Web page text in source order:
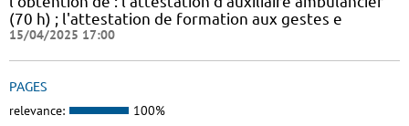
(70 h) ; l'attestation de formation aux gestes e
15/04/2025 17:00
PAGES
relevance: 100%